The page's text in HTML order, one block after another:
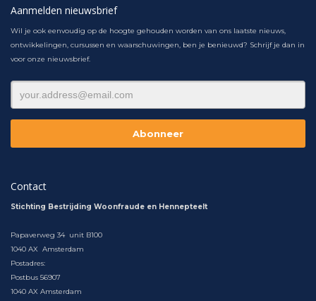
Aanmelden nieuwsbrief
Wil je ook eenvoudig op de hoogte gehouden worden van ons laatste nieuws,
ontwikkelingen, cursussen en waarschuwingen, ben je benieuwd? Schrijf je dan in
voor onze nieuwsbrief.
Contact
Stichting Bestrijding Woonfraude en Hennepteelt
Papaverweg 34 unit B100
1040 AX Amsterdam
Postadres:
Postbus 56907
1040 AX Amsterdam